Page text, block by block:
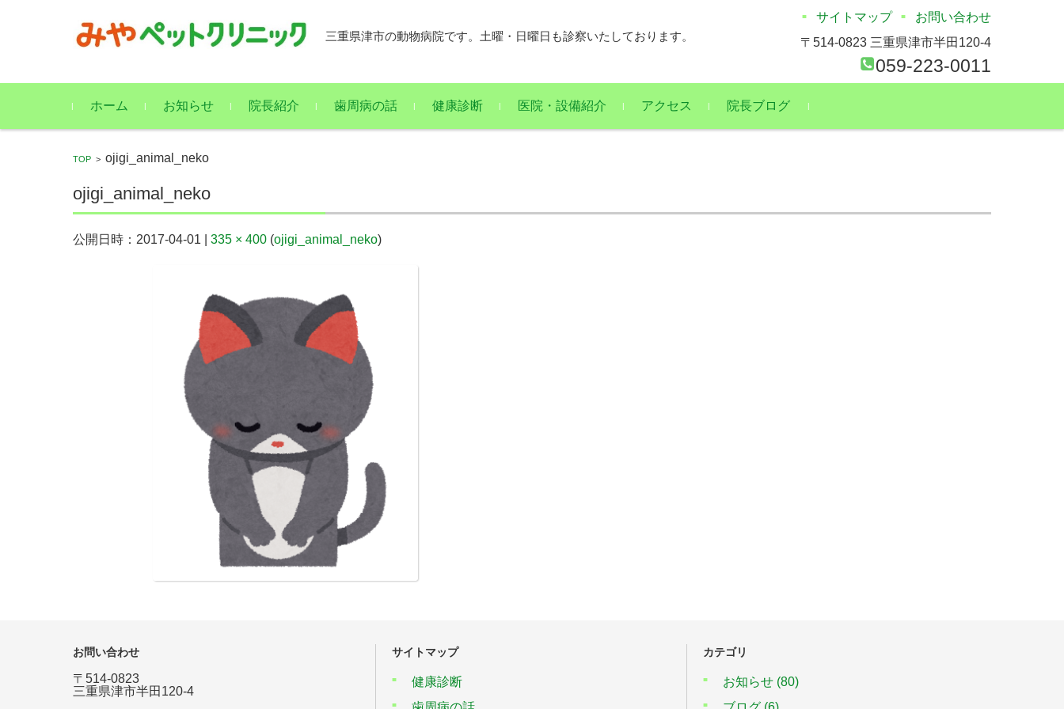
三重県津市の動物病院です。土曜・日曜日も診察いたしております。
サイトマップ
お問い合わせ
〒514-0823 三重県津市半田120-4
059-223-0011
コンテンツに移動
ホーム
お知らせ 院長紹介 歯周病の話 健康診断 医院・設備紹介 アクセス 院長ブログ
TOP > ojigi_animal_neko
ojigi_animal_neko
公開日時： 2017-04-01 335 × 400 (ojigi_animal_neko)
お問い合わせ
〒514-0823
三重県津市半田120-4
サイトマップ
健康診断
カテゴリ
お知らせ (80)